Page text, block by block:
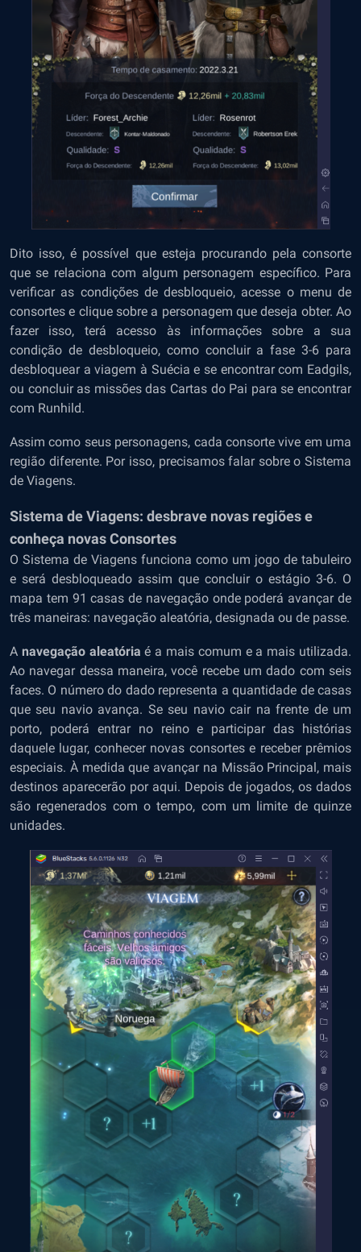
Dito isso, é possível que esteja procurando pela consorte
que se relaciona com algum personagem específico. Para
verificar as condições de desbloqueio, acesse o menu de
consortes e clique sobre a personagem que deseja obter. Ao
fazer isso, terá acesso às informações sobre a sua
condição de desbloqueio, como concluir a fase 3-6 para
desbloquear a viagem à Suécia e se encontrar com Eadgils,
ou concluir as missões das Cartas do Pai para se encontrar
com Runhild.
Assim como seus personagens, cada consorte vive em uma
região diferente. Por isso, precisamos falar sobre o Sistema
de Viagens.
Sistema de Viagens: desbrave novas regiões e
conheça novas Consortes
O Sistema de Viagens funciona como um jogo de tabuleiro
e será desbloqueado assim que concluir o estágio 3-6. O
mapa tem 91 casas de navegação onde poderá avançar de
três maneiras: navegação aleatória, designada ou de passe.
A navegação aleatória é a mais comum e a mais utilizada.
Ao navegar dessa maneira, você recebe um dado com seis
faces. O número do dado representa a quantidade de casas
que seu navio avança. Se seu navio cair na frente de um
porto, poderá entrar no reino e participar das histórias
daquele lugar, conhecer novas consortes e receber prêmios
especiais. À medida que avançar na Missão Principal, mais
destinos aparecerão por aqui. Depois de jogados, os dados
são regenerados com o tempo, com um limite de quinze
unidades.